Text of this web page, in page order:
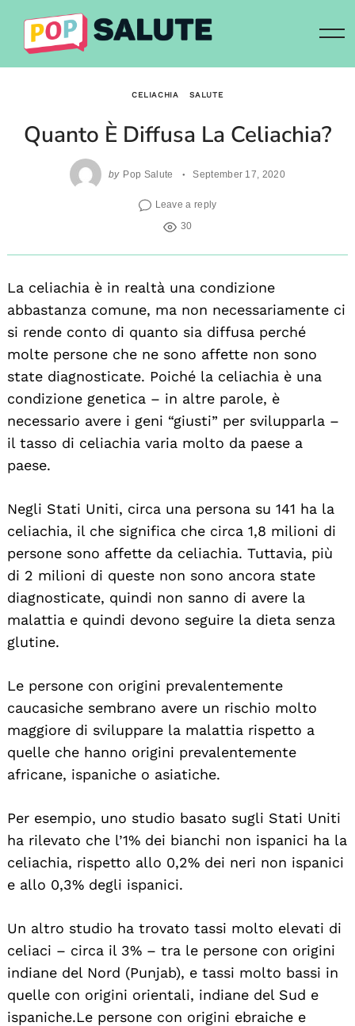
content
CELIACHIA SALUTE
Quanto È Diffusa La Celiachia?
by Pop Salute September 17, 2020
Leave a reply
30
La celiachia è in realtà una condizione
abbastanza comune, ma non necessariamente ci
si rende conto di quanto sia diffusa perché
molte persone che ne sono affette non sono
state diagnosticate. Poiché la celiachia è una
condizione genetica – in altre parole, è
necessario avere i geni “giusti” per svilupparla –
il tasso di celiachia varia molto da paese a
paese.
Negli Stati Uniti, circa una persona su 141 ha la
celiachia, il che significa che circa 1,8 milioni di
persone sono affette da celiachia. Tuttavia, più
di 2 milioni di queste non sono ancora state
diagnosticate, quindi non sanno di avere la
malattia e quindi devono seguire la dieta senza
glutine.
Le persone con origini prevalentemente
caucasiche sembrano avere un rischio molto
maggiore di sviluppare la malattia rispetto a
quelle che hanno origini prevalentemente
africane, ispaniche o asiatiche.
Per esempio, uno studio basato sugli Stati Uniti
ha rilevato che l’1% dei bianchi non ispanici ha la
celiachia, rispetto allo 0,2% dei neri non ispanici
e allo 0,3% degli ispanici.
Un altro studio ha trovato tassi molto elevati di
celiaci – circa il 3% – tra le persone con origini
indiane del Nord (Punjab), e tassi molto bassi in
quelle con origini orientali, indiane del Sud e
ispaniche. Le persone con origini ebraiche e